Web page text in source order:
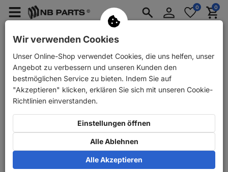
Menü
PKW Anhänger Ersatzteile
AnmeldenMerkzettel
aufklappen
0 0
Zurück PKW Ersatzteile GSP 2x Radnabe vorne
Wir verwenden Cookies
Unser Online-Shop verwendet Cookies, die uns helfen, unser
Angebot zu verbessern und unseren Kunden den
bestmöglichen Service zu bieten. Indem Sie auf
"Akzeptieren" klicken, erklären Sie sich mit unseren Cookie-
Richtlinien einverstanden.
Einstellungen öffnen
Alle Ablehnen
Alle Akzeptieren